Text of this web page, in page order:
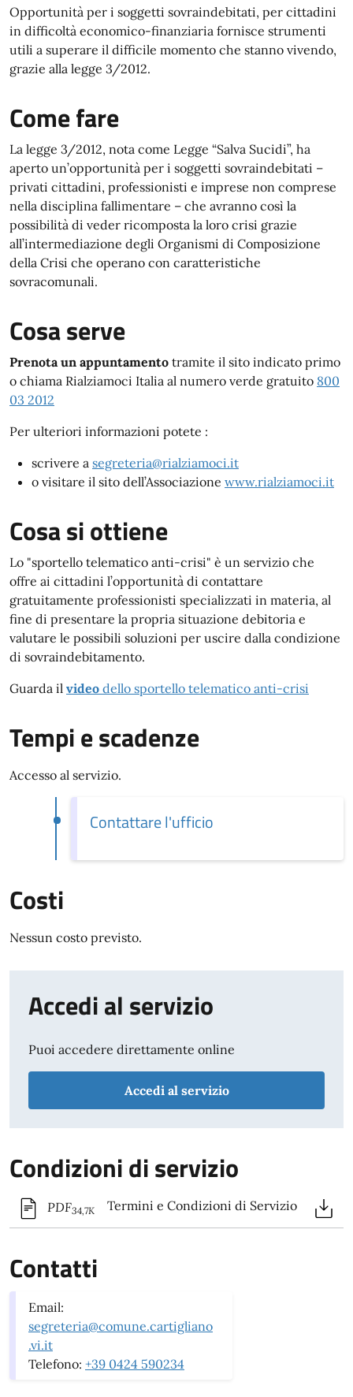
Opportunità per i soggetti sovraindebitati, per cittadini
in difficoltà economico-finanziaria fornisce strumenti
utili a superare il difficile momento che stanno vivendo,
grazie alla legge 3/2012.
Come fare
La legge 3/2012, nota come Legge “Salva Sucidi”, ha
aperto un’opportunità per i soggetti sovraindebitati –
privati cittadini, professionisti e imprese non comprese
nella disciplina fallimentare – che avranno così la
possibilità di veder ricomposta la loro crisi grazie
all’intermediazione degli Organismi di Composizione
della Crisi che operano con caratteristiche
sovracomunali.
Cosa serve
Prenota un appuntamento tramite il sito indicato primo
o chiama Rialziamoci Italia al numero verde gratuito 800
03 2012
Per ulteriori informazioni potete :
scrivere a segreteria@rialziamoci.it
o visitare il sito dell’Associazione www.rialziamoci.it
Cosa si ottiene
Lo "sportello telematico anti-crisi" è un servizio che
offre ai cittadini l’opportunità di contattare
gratuitamente professionisti specializzati in materia, al
fine di presentare la propria situazione debitoria e
valutare le possibili soluzioni per uscire dalla condizione
di sovraindebitamento.
Guarda il video dello sportello telematico anti-crisi
Tempi e scadenze
Accesso al servizio.
Contattare l'ufficio
Costi
Nessun costo previsto.
Accedi al servizio
Puoi accedere direttamente online
Accedi al servizio
Condizioni di servizio
PDF34,7K Termini e Condizioni di Servizio
Contatti
Email:
segreteria@comune.cartigliano
.vi.it
Telefono: +39 0424 590234